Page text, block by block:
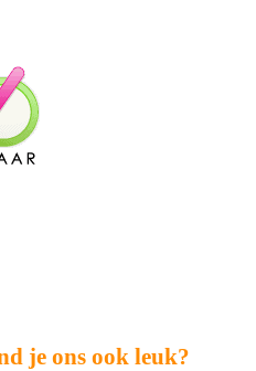
je ons ook leuk?